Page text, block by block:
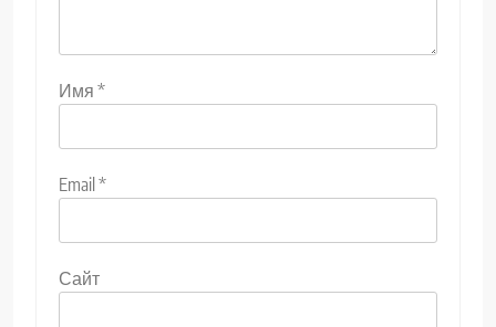
Имя *
Email*
Сайт